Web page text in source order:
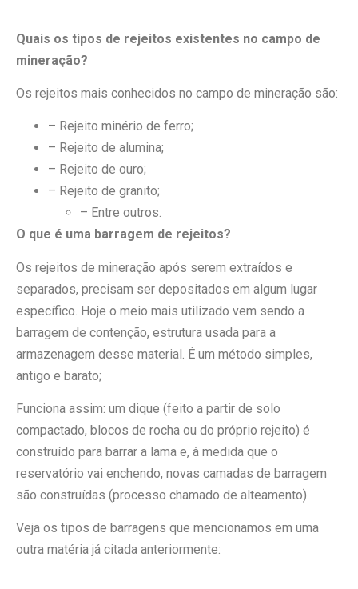
Quais os tipos de rejeitos existentes no campo de
mineração?
Os rejeitos mais conhecidos no campo de mineração são:
– Rejeito minério de ferro;
– Rejeito de alumina;
– Rejeito de ouro;
– Rejeito de granito;
– Entre outros.
O que é uma barragem de rejeitos?
Os rejeitos de mineração após serem extraídos e
separados, precisam ser depositados em algum lugar
específico. Hoje o meio mais utilizado vem sendo a
barragem de contenção, estrutura usada para a
armazenagem desse material. É um método simples,
antigo e barato;
Funciona assim: um dique (feito a partir de solo
compactado, blocos de rocha ou do próprio rejeito) é
construído para barrar a lama e, à medida que o
reservatório vai enchendo, novas camadas de barragem
são construídas (processo chamado de alteamento).
Veja os tipos de barragens que mencionamos em uma
outra matéria já citada anteriormente: